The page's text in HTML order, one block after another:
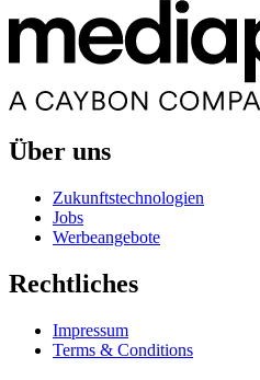
Über uns
Zukunftstechnologien
Jobs
Werbeangebote
Rechtliches
Impressum
Terms & Conditions